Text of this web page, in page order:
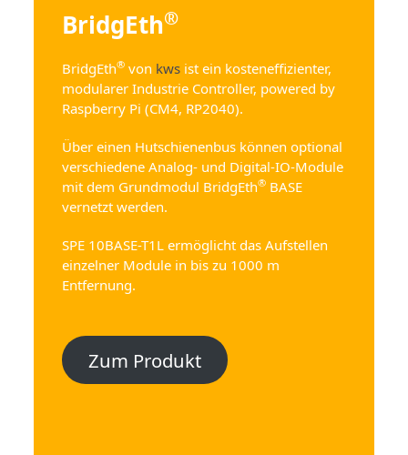
BridgEth®
BridgEth® von kws ist ein kosteneffizienter,
modularer Industrie Controller, powered by
Raspberry Pi (CM4, RP2040).
Über einen Hutschienenbus können optional
verschiedene Analog- und Digital-IO-Module
mit dem Grundmodul BridgEth® BASE
vernetzt werden.
SPE 10BASE-T1L ermöglicht das Aufstellen
einzelner Module in bis zu 1000 m
Entfernung.
Zum Produkt